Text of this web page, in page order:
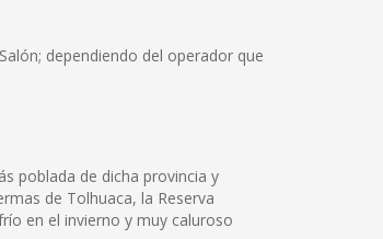
dependiendo del operador que
poblada de dicha provincia y
de Tolhuaca, la Reserva
en el invierno y muy caluroso